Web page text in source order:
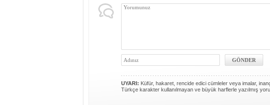
UYARI: Küfür, hakaret, rencide edici cümleler veya imalar,
Türkçe karakter kullanılmayan ve büyük harflerle yazılmış